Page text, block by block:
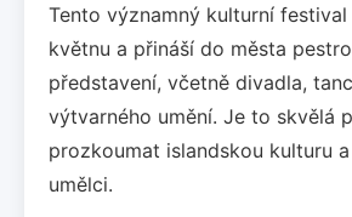
Tento významný kulturní
květnu a přináší do města
představení, včetně divadla,
výtvarného umění. Je to skvělá
prozkoumat islandskou kulturu
umělci.